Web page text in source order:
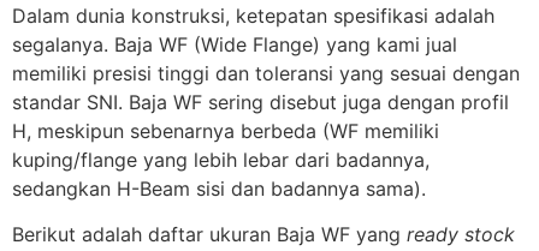
Dalam dunia konstruksi, ketepatan spesifikasi adalah
segalanya. Baja WF (Wide Flange) yang kami jual
memiliki presisi tinggi dan toleransi yang sesuai dengan
standar SNI. Baja WF sering disebut juga dengan profil
H, meskipun sebenarnya berbeda (WF memiliki
kuping/flange yang lebih lebar dari badannya,
sedangkan H-Beam sisi dan badannya sama).
Berikut adalah daftar ukuran Baja WF yang ready stock